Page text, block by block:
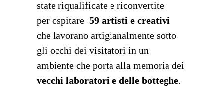
state riqualificate e riconvertite
per ospitare 59 artisti e creativi
che lavorano artigianalmente sotto
gli occhi dei visitatori in un
ambiente che porta alla memoria dei
vecchi laboratori e delle botteghe.